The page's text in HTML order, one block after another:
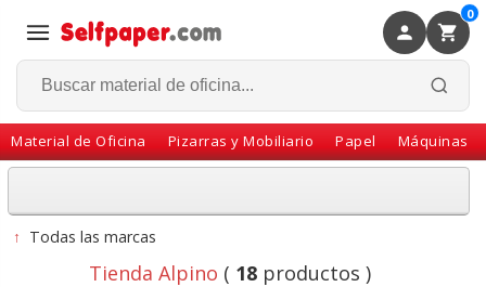
0
Material de Oficina Pizarras y Mobiliario Papel Máquinas
Volver
↑ Todas las marcas
Tienda Alpino ( 18productos )